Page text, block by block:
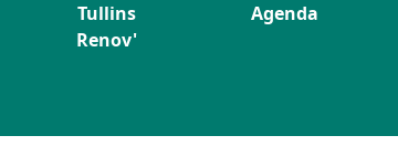
Tullins
Renov'
Agenda